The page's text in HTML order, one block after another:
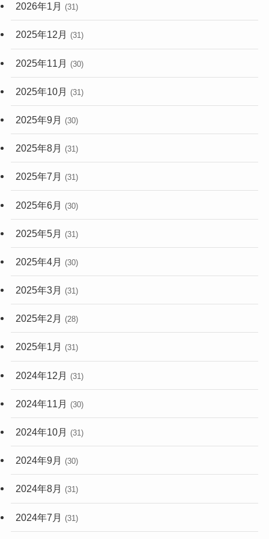
2026年1月 (31)
2025年12月 (31)
2025年11月 (30)
2025年10月 (31)
2025年9月 (30)
2025年8月 (31)
2025年7月 (31)
2025年6月 (30)
2025年5月 (31)
2025年4月 (30)
2025年3月 (31)
2025年2月 (28)
2025年1月 (31)
2024年12月 (31)
2024年11月 (30)
2024年10月 (31)
2024年9月 (30)
2024年8月 (31)
2024年7月 (31)